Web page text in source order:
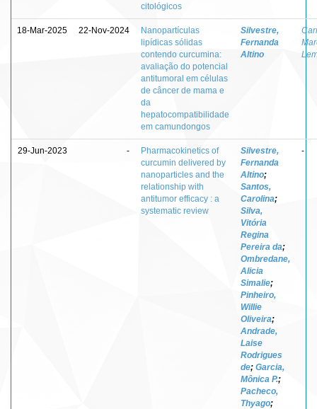
citológicos
18-Mar-2025 22-Nov-2024
Nanopartículas
lipídicas sólidas
contendo curcumina:
avaliação do potencial
antitumoral em células
de câncer de mama e
da
hepatocompatibilidade
em camundongos
Silvestre,
Fernanda
Altino
29-Jun-2023 -
Pharmacokinetics of
curcumin delivered by
nanoparticles and the
relationship with
antitumor efficacy : a
systematic review
Silvestre,
Fernanda
Altino;
Santos,
Carolina;
Silva,
Vitória
Regina
Pereira da;
Ombredane,
Alicia
Simalie;
Pinheiro,
Willie
Oliveira;
Andrade,
Laise
Rodrigues
de; Garcia,
Mônica P.;
Pacheco,
Thyago;
-